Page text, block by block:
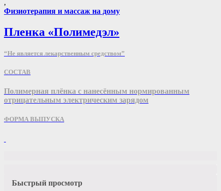
,
Физиотерапия и массаж на дому
Пленка «Полимедэл»
“Не является лекарственным средством”
СОСТАВ
Полимерная плёнка с нанесённым нормированным
отрицательным электрическим зарядом
ФОРМА ВЫПУСКА
Быстрый просмотр